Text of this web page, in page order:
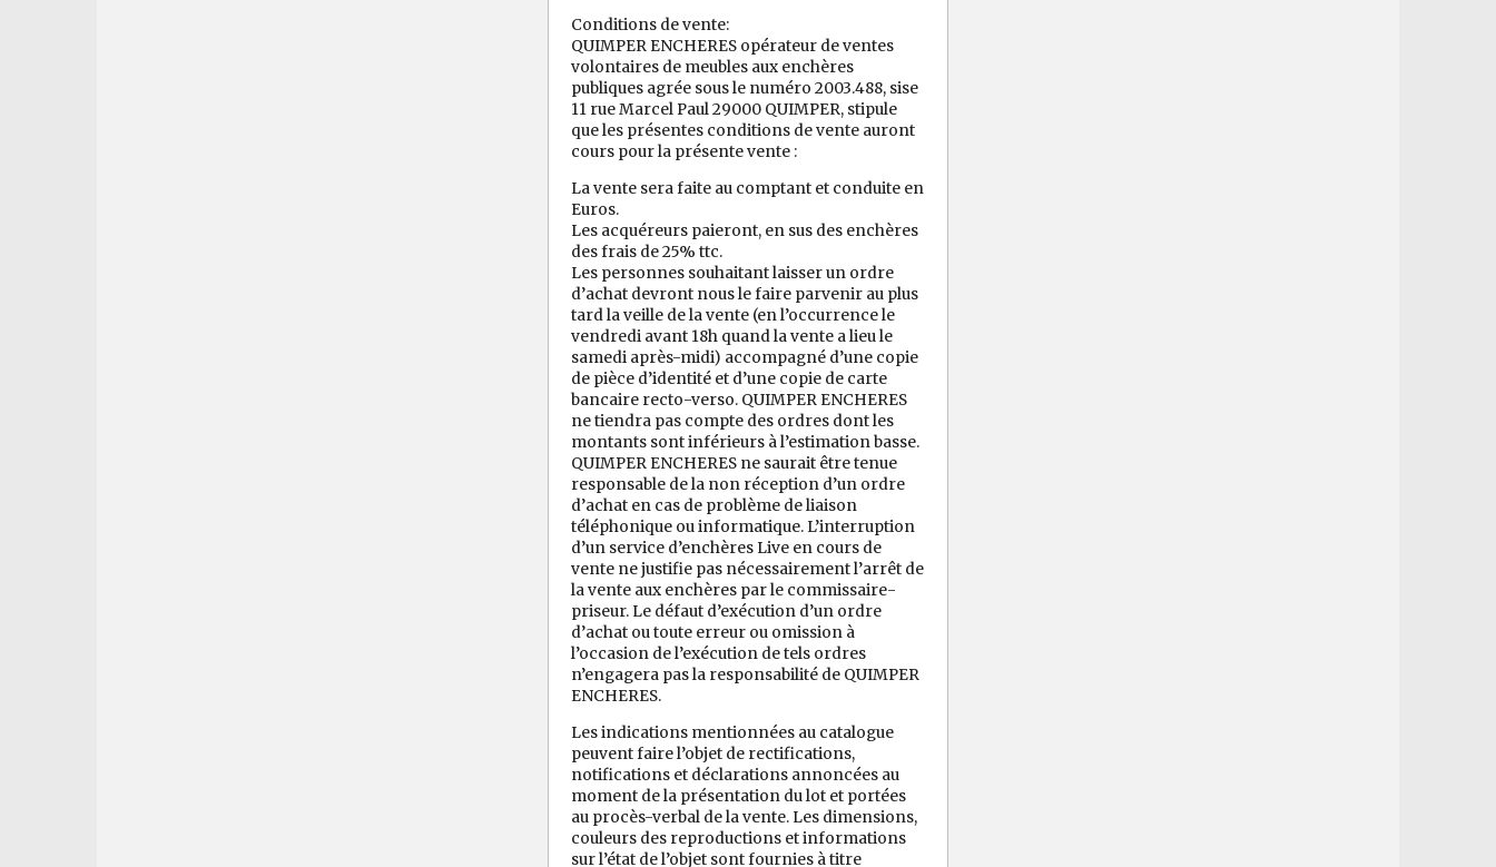
Conditions de vente:
QUIMPER ENCHERES opérateur de ventes
volontaires de meubles aux enchères
publiques agrée sous le numéro 2003.488, sise
11 rue Marcel Paul 29000 QUIMPER, stipule
que les présentes conditions de vente auront
cours pour la présente vente :
La vente sera faite au comptant et conduite en
Euros.
Les acquéreurs paieront, en sus des enchères
des frais de 25% ttc.
Les personnes souhaitant laisser un ordre
d’achat devront nous le faire parvenir au plus
tard la veille de la vente (en l’occurrence le
vendredi avant 18h quand la vente a lieu le
samedi après-midi) accompagné d’une copie
de pièce d’identité et d’une copie de carte
bancaire recto-verso. QUIMPER ENCHERES
ne tiendra pas compte des ordres dont les
montants sont inférieurs à l’estimation basse.
QUIMPER ENCHERES ne saurait être tenue
responsable de la non réception d’un ordre
d’achat en cas de problème de liaison
téléphonique ou informatique. L’interruption
d’un service d’enchères Live en cours de
vente ne justifie pas nécessairement l’arrêt de
la vente aux enchères par le commissaire-
priseur. Le défaut d’exécution d’un ordre
d’achat ou toute erreur ou omission à
l’occasion de l’exécution de tels ordres
n’engagera pas la responsabilité de QUIMPER
ENCHERES.
Les indications mentionnées au catalogue
peuvent faire l’objet de rectifications,
notifications et déclarations annoncées au
moment de la présentation du lot et portées
au procès-verbal de la vente. Les dimensions,
couleurs des reproductions et informations
sur l’état de l’objet sont fournies à titre